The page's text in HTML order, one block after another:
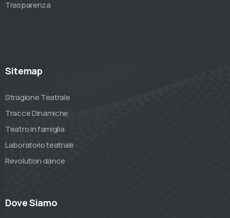
Trasparenza
Sitemap
Stragione Teatrale
Tracce Dinamiche
Teatro in famiglia
Laboratorio teatrale
Revolution dance
Dove Siamo